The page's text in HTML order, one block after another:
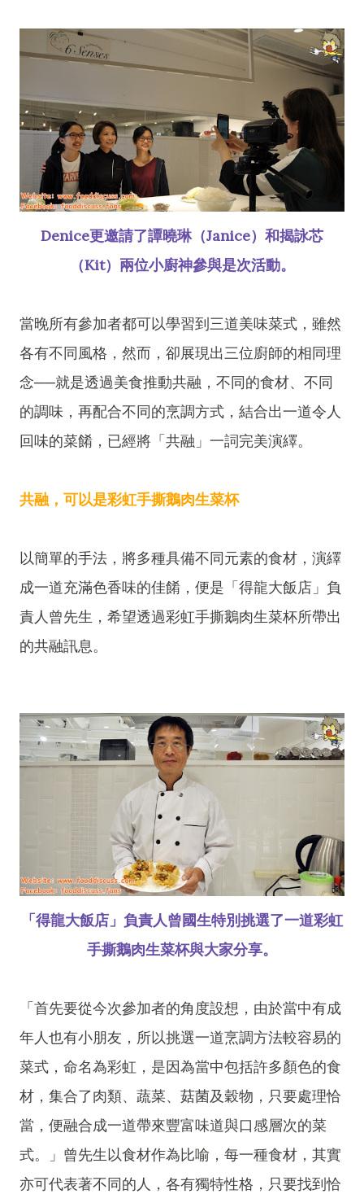
Denice更邀請了譚曉琳（Janice）和揭詠芯
（Kit）兩位小廚神參與是次活動。
當晚所有參加者都可以學習到三道美味菜式，雖然
各有不同風格，然而，卻展現出三位廚師的相同理
念──就是透過美食推動共融，不同的食材、不同
的調味，再配合不同的烹調方式，結合出一道令人
回味的菜餚，已經將「共融」一詞完美演繹。
共融，可以是彩虹手撕鵝肉生菜杯
以簡單的手法，將多種具備不同元素的食材，演繹
成一道充滿色香味的佳餚，便是「得龍大飯店」負
責人曾先生，希望透過彩虹手撕鵝肉生菜杯所帶出
的共融訊息。
「得龍大飯店」負責人曾國生特別挑選了一道彩虹
手撕鵝肉生菜杯與大家分享。
「首先要從今次參加者的角度設想，由於當中有成
年人也有小朋友，所以挑選一道烹調方法較容易的
菜式，命名為彩虹，是因為當中包括許多顏色的食
材，集合了肉類、蔬菜、菇菌及穀物，只要處理恰
當，便融合成一道帶來豐富味道與口感層次的菜
式。」曾先生以食材作為比喻，每一種食材，其實
亦可代表著不同的人，各有獨特性格，只要找到恰